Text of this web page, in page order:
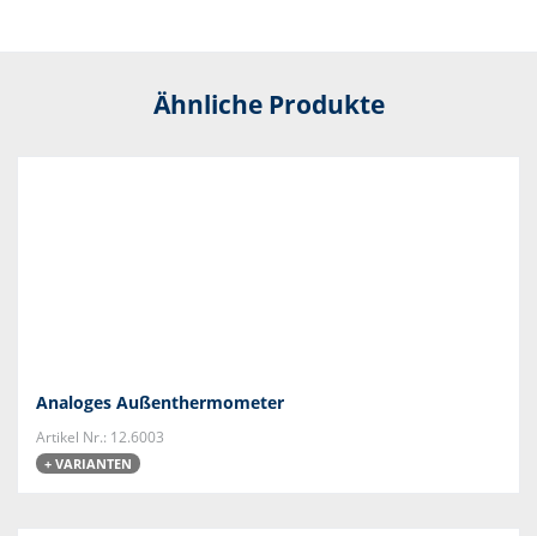
Ähnliche Produkte
Analoges Außenthermometer
Artikel Nr.: 12.6003
+ VARIANTEN